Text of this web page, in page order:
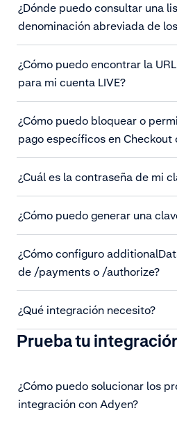
¿Dónde puedo consultar una
denominación abreviada de
¿Cómo puedo encontrar la
para mi cuenta LIVE?
¿Cómo puedo bloquear o
pago específicos en Checkout
¿Cuál es la contraseña de mi
¿Cómo puedo generar una
¿Cómo configuro
de /payments o /authorize?
¿Qué integración necesito?
Prueba tu
¿Cómo puedo solucionar los
integración con Adyen?